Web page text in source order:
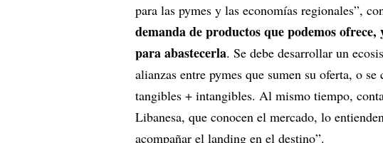
para las pymes y las economías regionales”,
demanda de productos que podemos
para abastecerla. Se debe desarrollar un
alianzas entre pymes que sumen su oferta, o
tangibles + intangibles. Al mismo tiempo,
Libanesa, que conocen el mercado, lo
acompañar el landing en el destino”.